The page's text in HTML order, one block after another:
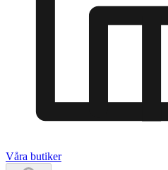
Våra butiker